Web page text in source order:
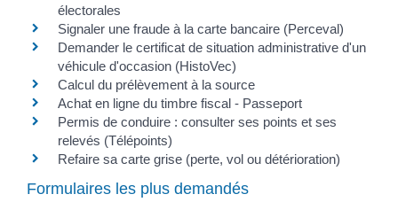
électorales
Signaler une fraude à la carte bancaire (Perceval)
Demander le certificat de situation administrative d'un
véhicule d'occasion (HistoVec)
Calcul du prélèvement à la source
Achat en ligne du timbre fiscal - Passeport
Permis de conduire : consulter ses points et ses
relevés (Télépoints)
Refaire sa carte grise (perte, vol ou détérioration)
Formulaires les plus demandés